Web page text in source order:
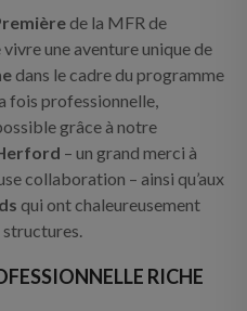
de la MFR de
une aventure unique de
dans le cadre du programme
fois professionnelle,
grâce à notre
– un grand merci à
collaboration – ainsi qu’aux
qui ont chaleureusement
RICHE